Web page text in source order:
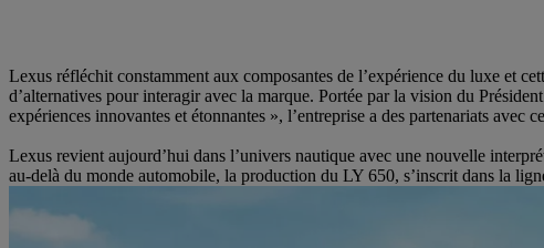
Lexus réfléchit constamment aux composantes de l’expérience du luxe et
d’alternatives pour interagir avec la marque. Portée par la vision du
expériences innovantes et étonnantes », l’entreprise a des partenariats
Lexus revient aujourd’hui dans l’univers nautique avec une nouvelle
au-delà du monde automobile, la production du LY 650, s’inscrit dans la